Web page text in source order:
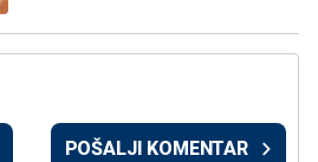
POŠALJI KOMENTAR